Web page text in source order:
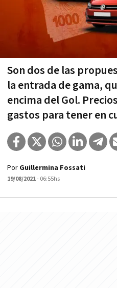
Son dos de las
la entrada de gama,
encima del Gol.
gastos para tener en
Por Guillermina Fossati
19/08/2021- 06:55hs